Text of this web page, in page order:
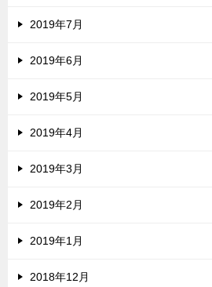
2019年7月
2019年6月
2019年5月
2019年4月
2019年3月
2019年2月
2019年1月
2018年12月